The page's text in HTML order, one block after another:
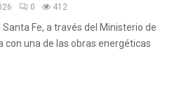
0 412
Santa Fe, a través del Ministerio de
con una de las obras energéticas